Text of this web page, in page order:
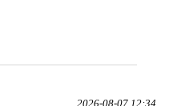
2026-08-07 12:34